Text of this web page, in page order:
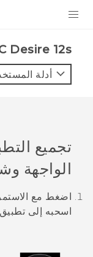
VIVE
VIVERSE
البرامج + التطبيقات
الدعم
Desire 12s‎
أدلة
تجميع
الواجهة
اضغط مع
اسحبه إلى تطبيق